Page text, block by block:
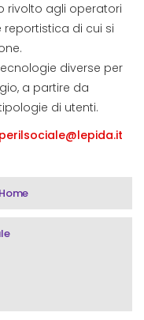
rivolto agli operatori
di cui si
diverse per
a partire da
di utenti.
Digitali